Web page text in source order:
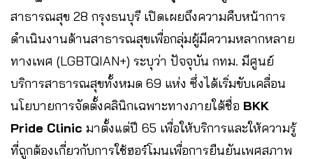
สาธารณสุข 28 กรุงธนบุรี เปิดเผยถึงความคืบหน้าการ
ดำเนินงานด้านสาธารณสุขเพื่อกลุ่มผู้มีความหลากหลาย
ทางเพศ (LGBTQIAN+) ระบุว่า ปัจจุบัน กทม. มีศูนย์
บริการสาธารณสุขทั้งหมด 69 แห่ง ซึ่งได้เริ่มขับเคลื่อน
นโยบายการจัดตั้งคลินิกเฉพาะทางภายใต้ชื่อ BKK
Pride Clinic มาตั้งแต่ปี 65 เพื่อให้บริการและให้ความรู้
ที่ถูกต้องเกี่ยวกับการใช้ฮอร์โมนเพื่อการยืนยันเพศสภาพ